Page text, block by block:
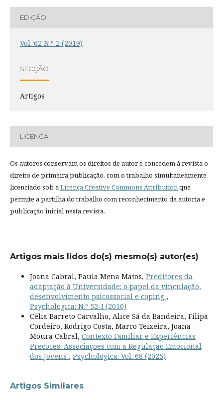
EDIÇÃO
Vol. 62 N.º 2 (2019)
SECÇÃO
Artigos
LICENÇA
Os autores conservam os direitos de autor e concedem à revista o
direito de primeira publicação, com o trabalho simultaneamente
licenciado sob aLicença Creative Commons Attributionque
permite a partilha do trabalho com reconhecimento da autoria e
publicação inicial nesta revista.
Artigos mais lidos do(s) mesmo(s) autor(es)
Joana Cabral, Paula Mena Matos, Preditores da
adaptação à Universidade: o papel da vinculação,
desenvolvimento psicossocial e coping ,
Psychologica: N.º 52-I (2010)
Célia Barreto Carvalho, Alice Sá da Bandeira, Filipa
Cordeiro, Rodrigo Costa, Marco Teixeira, Joana
Moura Cabral, Contexto Familiar e Experiências
Precoces: Associações com a Regulação Emocional
dos Jovens , Psychologica: Vol. 68 (2025)
Artigos Similares